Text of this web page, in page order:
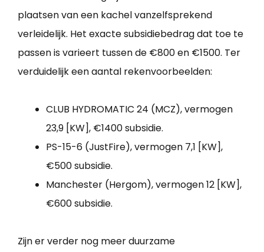
plaatsen van een kachel vanzelfsprekend
verleidelijk. Het exacte subsidiebedrag dat toe te
passen is varieert tussen de €800 en €1500. Ter
verduidelijk een aantal rekenvoorbeelden:
CLUB HYDROMATIC 24 (MCZ), vermogen
23,9 [KW], €1400 subsidie.
PS-15-6 (JustFire), vermogen 7,1 [KW],
€500 subsidie.
Manchester (Hergom), vermogen 12 [KW],
€600 subsidie.
Zijn er verder nog meer duurzame